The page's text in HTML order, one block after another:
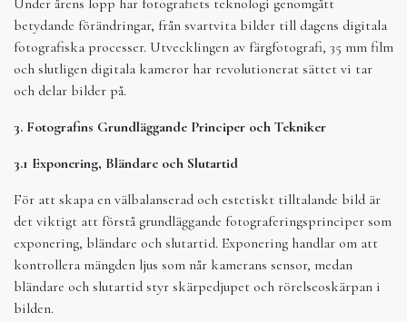
betydande förändringar, från svartvita bilder till dagens digitala
fotografiska processer. Utvecklingen av färgfotografi, 35 mm film
och slutligen digitala kameror har revolutionerat sättet vi tar
och delar bilder på.
3. Fotografins Grundläggande Principer och Tekniker
3.1 Exponering, Bländare och Slutartid
För att skapa en välbalanserad och estetiskt tilltalande bild är
det viktigt att förstå grundläggande fotograferingsprinciper som
exponering, bländare och slutartid. Exponering handlar om att
kontrollera mängden ljus som når kamerans sensor, medan
bländare och slutartid styr skärpedjupet och rörelseoskärpan i
bilden.